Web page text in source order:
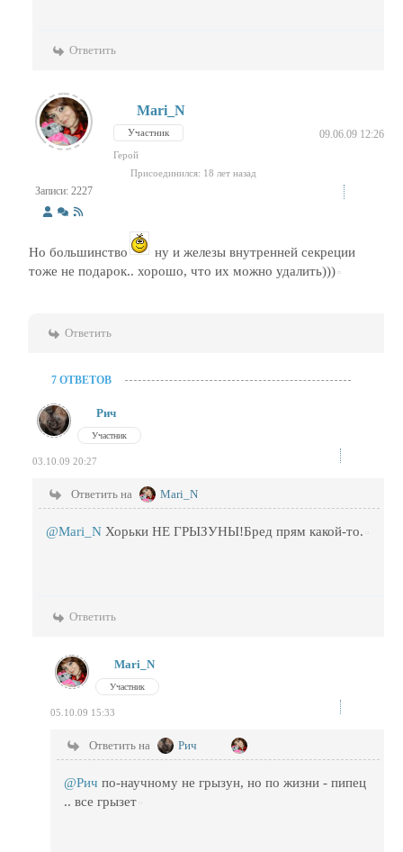
Ответить
Записи: 2227
Mari_N
Участник 09.06.09 12:26
Герой
Присоединился: 18 лет назад
Но большинство
ну и железы внутренней секреции
тоже не подарок.. хорошо, что их можно удалить)))
Ответить
7 ОТВЕТОВ
Рич
Участник
03.10.09 20:27
Ответить на Mari_N
@Mari_N Хорьки НЕ ГРЫЗУНЫ!Бред прям какой-то.
Ответить
Mari_N
Участник
05.10.09 15:33
Ответить на Рич
@Рич по-научному не грызун, но по жизни - пипец
.. все грызет